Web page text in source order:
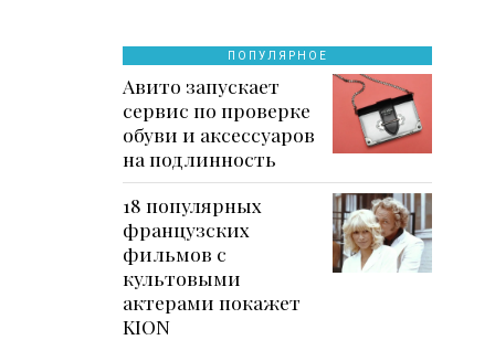
ПОПУЛЯРНОЕ
Авито запускает
сервис по проверке
обуви и аксессуаров
на подлинность
18 популярных
французских
фильмов с
культовыми
актерами покажет
KION